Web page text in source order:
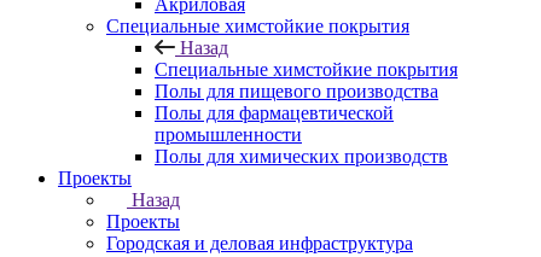
Акриловая
Специальные химстойкие покрытия
Назад
Специальные химстойкие покрытия
Полы для пищевого производства
Полы для фармацевтической
промышленности
Полы для химических производств
Проекты
Назад
Проекты
Городская и деловая инфраструктура